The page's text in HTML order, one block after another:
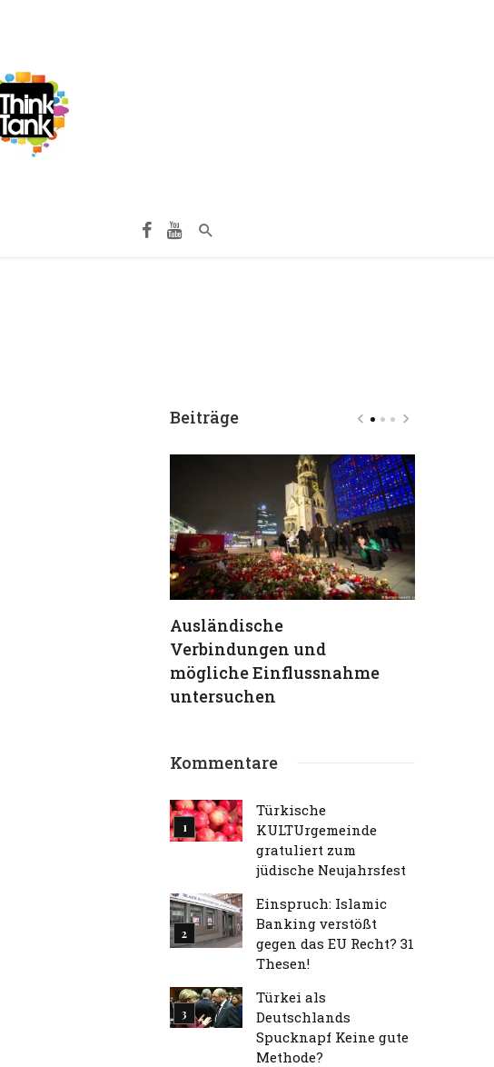
Beiträge
Ausländische
Verbindungen und
mögliche Einflussnahme
untersuchen
Kommentare
Türkische
KULTUrgemeinde
gratuliert zum
jüdische Neujahrsfest
Einspruch: Islamic
Banking verstößt
gegen das EU Recht? 31
Thesen!
Türkei als
Deutschlands
Spucknapf Keine gute
Methode?